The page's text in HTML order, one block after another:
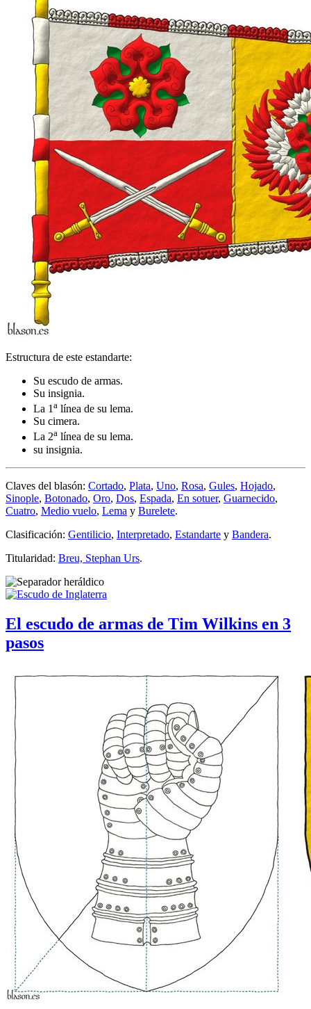
Estructura de este estandarte:
Su escudo de armas.
Su insignia.
La 1a línea de su lema.
Su cimera.
La 2a línea de su lema.
su insignia.
Claves del blasón: Cortado, Plata, Uno, Rosa, Gules, Hojado,
Sinople, Botonado, Oro, Dos, Espada, En sotuer, Guarnecido,
Cuatro, Medio vuelo, Lema y Burelete.
Clasificación: Gentilicio, Interpretado, Estandarte y Bandera.
Titularidad: Breu, Stephan Urs.
El escudo de armas de Tim Wilkins en 3
pasos